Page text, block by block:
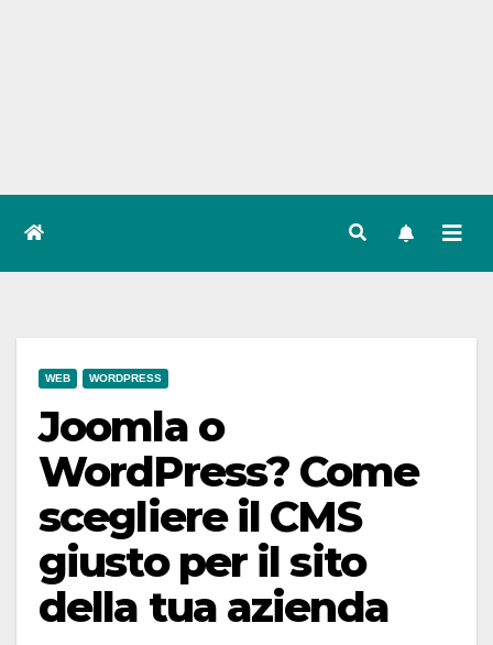
WEB WORDPRESS
Joomla o
WordPress? Come
scegliere il CMS
giusto per il sito
della tua azienda